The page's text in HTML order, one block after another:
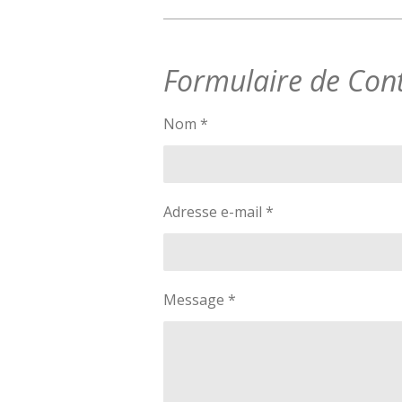
Formulaire de
Nom *
Adresse e-mail *
Message *